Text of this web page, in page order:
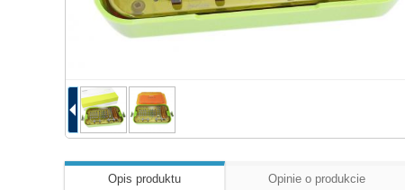
Opis produktu Opinie o produkcie